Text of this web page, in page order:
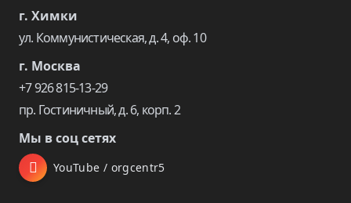
г. Химки
ул. Коммунистическая, д. 4, оф. 10
г. Москва
+7 926 815-13-29
пр. Гостиничный, д. 6, корп. 2
Мы в соц сетях
YouTube / orgcentr5